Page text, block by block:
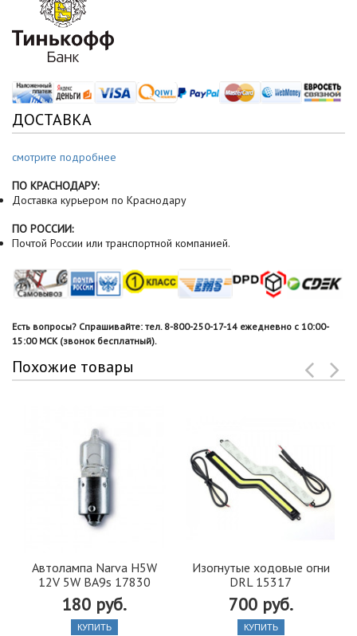
ДОСТАВКА
смотрите подробнее
ПО КРАСНОДАРУ:
Доставка курьером по Краснодару
ПО РОССИИ:
Почтой России или транспортной компанией.
Есть вопросы? Спрашивайте: тел. 8-800-250-17-14 ежедневно с 10:00-
15:00 МСК (звонок бесплатный).
Похожие товары
Автолампа Narva H5W
12V 5W BA9s 17830
180 руб.
КУПИТЬ
Изогнутые ходовые огни
DRL 15317
700 руб.
КУПИТЬ